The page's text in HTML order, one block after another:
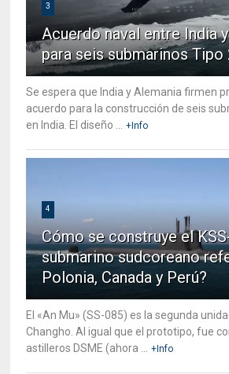
3
Acuerdo naval entre India
para seis submarinos Tipo
Se espera que India y Alemania firmen
acuerdo para la construcción de seis
en India. El diseño ...
+Info
4
Cómo se construye el
submarino sudcoreano
Polonia, Canada y Perú?
El «An Mu» (SS-085) es la segunda
Changho. Al igual que el prototipo, fue
astilleros DSME (ahora ...
+Info